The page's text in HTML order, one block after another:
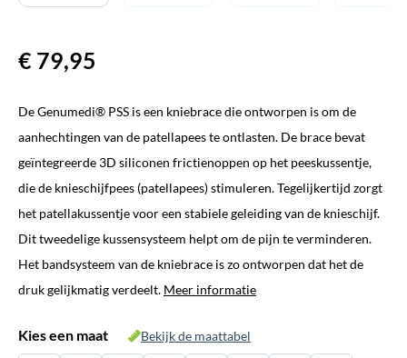
€ 79,95
De Genumedi® PSS is een kniebrace die ontworpen is om de
aanhechtingen van de patellapees te ontlasten. De brace bevat
geïntegreerde 3D siliconen frictienoppen op het peeskussentje,
die de knieschijfpees (patellapees) stimuleren. Tegelijkertijd zorgt
het patellakussentje voor een stabiele geleiding van de knieschijf.
Dit tweedelige kussensysteem helpt om de pijn te verminderen.
Het bandsysteem van de kniebrace is zo ontworpen dat het de
druk gelijkmatig verdeelt. Meer informatie
Kies een maat Bekijk de maattabel